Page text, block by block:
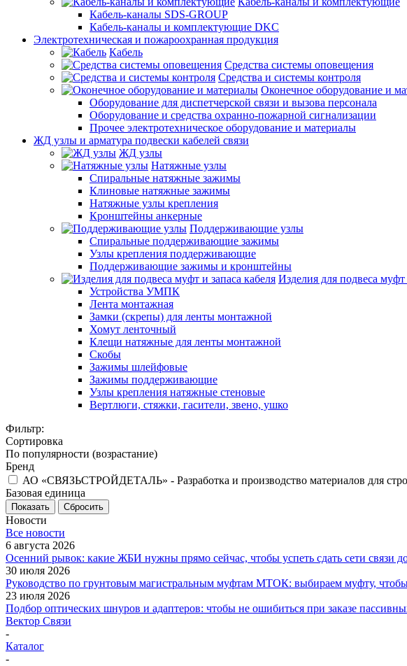
Кабель-каналы SDS-GROUP
Кабель-каналы и комплектующие DKC
Электротехническая и пожароохранная продукция
Кабель
Средства системы оповещения
Средства и системы контроля
Оконечное оборудование и
Оборудование для диспетчерской связи и вызова персонала
Оборудование и средства охранно-пожарной сигнализации
Прочее электротехническое оборудование и материалы
ЖД узлы и арматура подвески кабелей связи
ЖД узлы
Натяжные узлы
Спиральные натяжные зажимы
Клиновые натяжные зажимы
Натяжные узлы крепления
Кронштейны анкерные
Поддерживающие узлы
Спиральные поддерживающие зажимы
Узлы крепления поддерживающие
Поддерживающие зажимы и кронштейны
Изделия для подвеса муфт
Устройства УМПК
Лента монтажная
Замки (скрепы) для ленты монтажной
Хомут ленточный
Клещи натяжные для ленты монтажной
Скобы
Зажимы шлейфовые
Зажимы поддерживающие
Узлы крепления натяжные стеновые
Вертлюги, стяжки, гасители, звено, ушко
Фильтр:
Сортировка
По популярности (возрастание)
Бренд
АО «СВЯЗЬСТРОЙДЕТАЛЬ» - Разработка и производство материалов для
Базовая единица
Показать Сбросить
Новости
Все новости
6 августа 2026
Осенний рывок: какие ЖБИ нужны прямо сейчас, чтобы успеть сдать сети связи
30 июля 2026
Руководство по грунтовым магистральным муфтам МТОК: выбираем муфту,
23 июля 2026
Подбор оптических шнуров и адаптеров: чтобы не ошибиться при заказе
Вектор Связи
-
Каталог
-